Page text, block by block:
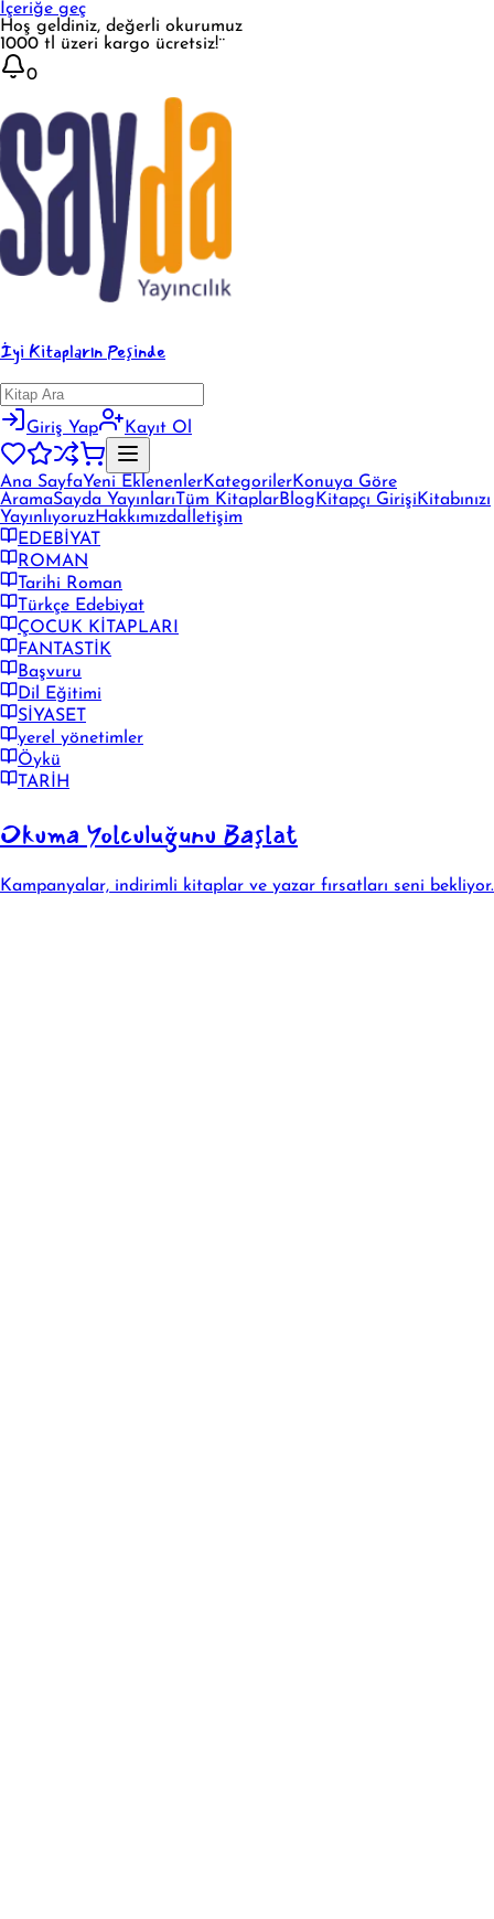
İçeriğe geç
Hoş geldiniz, değerli okurumuz
1000 tl üzeri kargo ücretsiz!¨
0
İyi Kitapların Peşinde
Giriş Yap Kayıt Ol
Ana SayfaYeni EklenenlerKategorilerKonuya Göre
AramaSayda Yayınları Tüm KitaplarBlog Kitapçı Girişi Kitabınızı
YayınlıyoruzHakkımızda İletişim
EDEBİYAT
ROMAN
Tarihi Roman
Türkçe Edebiyat
ÇOCUK KİTAPLARI
FANTASTİK
Başvuru
Dil Eğitimi
SİYASET
yerel yönetimler
Öykü
TARİH
Okuma Yolculuğunu Başlat
Kampanyalar, indirimli kitaplar ve yazar fırsatları seni bekliyor.